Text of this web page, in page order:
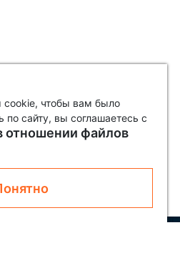
чтобы вам было
сайту, вы соглашаетесь с
отношении файлов